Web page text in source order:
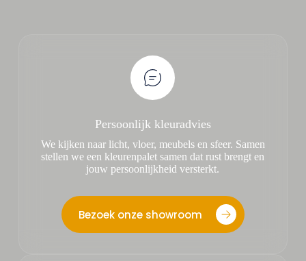
Persoonlijk kleuradvies
We kijken naar licht, vloer, meubels en sfeer. Samen
stellen we een kleurenpalet samen dat rust brengt en
jouw persoonlijkheid versterkt.
Bezoek onze showroom